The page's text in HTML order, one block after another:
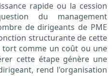
rapide ou la cession
du management
de dirigeants de PME
structurante de cette
tort comme un coût ou une
cette étape génère une
rend l'organisation